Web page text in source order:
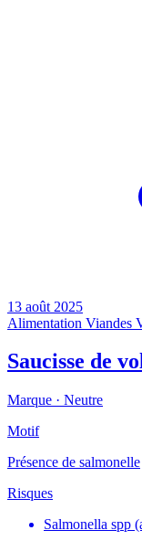
13 août 2025
Alimentation Viandes
Saucisse de
Marque · Neutre
Motif
Présence de salmonelle
Risques
Salmonella spp